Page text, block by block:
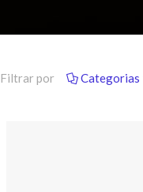
Filtrar por Categorias